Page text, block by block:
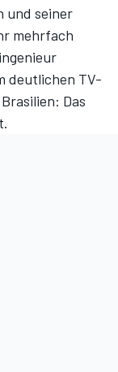
und seiner
mehrfach
deutlichen TV-
: Das